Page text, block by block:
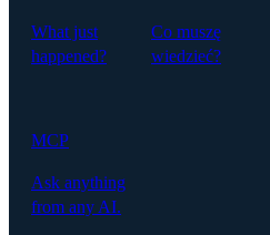
What just
happened?
Co muszę
wiedzieć?
MCP
Ask anything
from any AI.